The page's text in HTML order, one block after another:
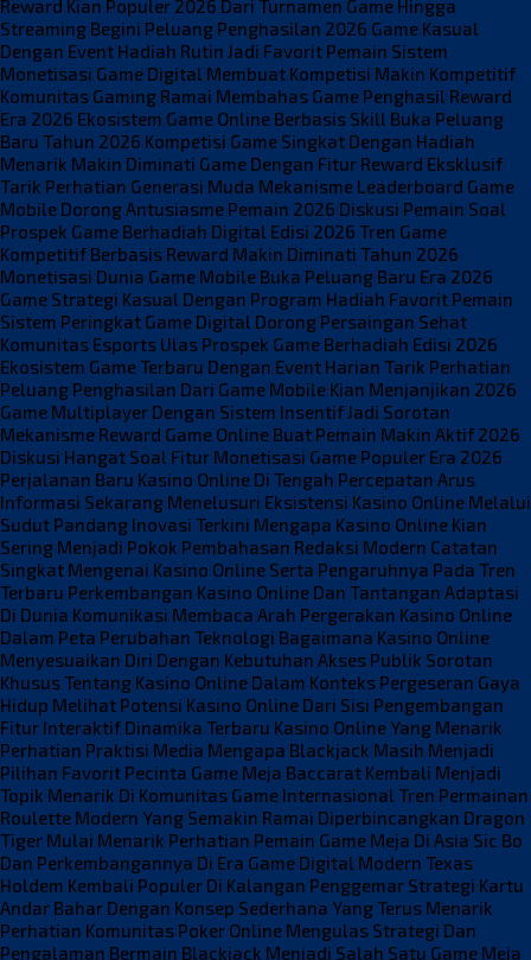
Reward Kian Populer 2026 Dari Turnamen Game Hingga
Streaming Begini Peluang Penghasilan 2026 Game Kasual
Dengan Event Hadiah Rutin Jadi Favorit Pemain Sistem
Monetisasi Game Digital Membuat Kompetisi Makin Kompetitif
Komunitas Gaming Ramai Membahas Game Penghasil Reward
Era 2026 Ekosistem Game Online Berbasis Skill Buka Peluang
Baru Tahun 2026 Kompetisi Game Singkat Dengan Hadiah
Menarik Makin Diminati Game Dengan Fitur Reward Eksklusif
Tarik Perhatian Generasi Muda Mekanisme Leaderboard Game
Mobile Dorong Antusiasme Pemain 2026 Diskusi Pemain Soal
Prospek Game Berhadiah Digital Edisi 2026 Tren Game
Kompetitif Berbasis Reward Makin Diminati Tahun 2026
Monetisasi Dunia Game Mobile Buka Peluang Baru Era 2026
Game Strategi Kasual Dengan Program Hadiah Favorit Pemain
Sistem Peringkat Game Digital Dorong Persaingan Sehat
Komunitas Esports Ulas Prospek Game Berhadiah Edisi 2026
Ekosistem Game Terbaru Dengan Event Harian Tarik Perhatian
Peluang Penghasilan Dari Game Mobile Kian Menjanjikan 2026
Game Multiplayer Dengan Sistem Insentif Jadi Sorotan
Mekanisme Reward Game Online Buat Pemain Makin Aktif 2026
Diskusi Hangat Soal Fitur Monetisasi Game Populer Era 2026
Perjalanan Baru Kasino Online Di Tengah Percepatan Arus
Informasi Sekarang Menelusuri Eksistensi Kasino Online Melalui
Sudut Pandang Inovasi Terkini Mengapa Kasino Online Kian
Sering Menjadi Pokok Pembahasan Redaksi Modern Catatan
Singkat Mengenai Kasino Online Serta Pengaruhnya Pada Tren
Terbaru Perkembangan Kasino Online Dan Tantangan Adaptasi
Di Dunia Komunikasi Membaca Arah Pergerakan Kasino Online
Dalam Peta Perubahan Teknologi Bagaimana Kasino Online
Menyesuaikan Diri Dengan Kebutuhan Akses Publik Sorotan
Khusus Tentang Kasino Online Dalam Konteks Pergeseran Gaya
Hidup Melihat Potensi Kasino Online Dari Sisi Pengembangan
Fitur Interaktif Dinamika Terbaru Kasino Online Yang Menarik
Perhatian Praktisi Media Mengapa Blackjack Masih Menjadi
Pilihan Favorit Pecinta Game Meja Baccarat Kembali Menjadi
Topik Menarik Di Komunitas Game Internasional Tren Permainan
Roulette Modern Yang Semakin Ramai Diperbincangkan Dragon
Tiger Mulai Menarik Perhatian Pemain Game Meja Di Asia Sic Bo
Dan Perkembangannya Di Era Game Digital Modern Texas
Holdem Kembali Populer Di Kalangan Penggemar Strategi Kartu
Andar Bahar Dengan Konsep Sederhana Yang Terus Menarik
Perhatian Komunitas Poker Online Mengulas Strategi Dan
Pengalaman Bermain Blackjack Menjadi Salah Satu Game Meja